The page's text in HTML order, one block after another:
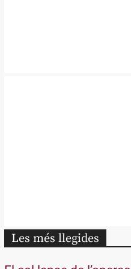
Les més llegides